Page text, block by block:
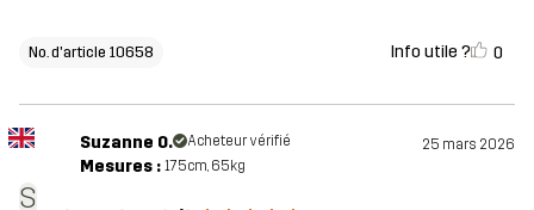
No. d'article 10658 Info utile ? 0
S
Suzanne O. Acheteur vérifié 25 mars 2026
Mesures : 175cm, 65kg